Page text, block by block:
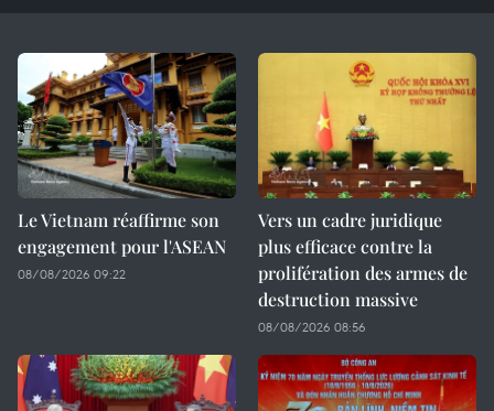
Le Vietnam réaffirme son
engagement pour l'ASEAN
08/08/2026 09:22
Vers un cadre juridique
plus efficace contre la
prolifération des armes de
destruction massive
08/08/2026 08:56